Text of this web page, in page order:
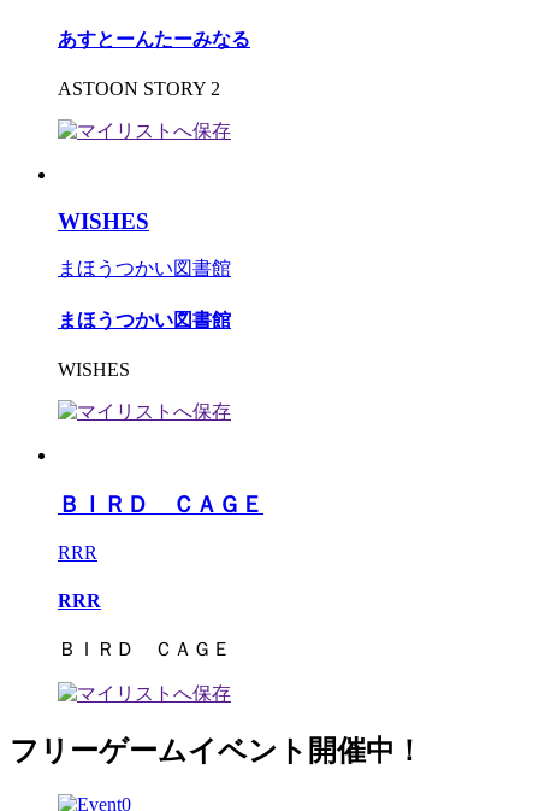
あすとーんたーみなる
ASTOON STORY 2
WISHES
まほうつかい図書館
まほうつかい図書館
WISHES
ＢＩＲＤ ＣＡＧＥ
RRR
RRR
ＢＩＲＤ ＣＡＧＥ
フリーゲームイベント開催中！